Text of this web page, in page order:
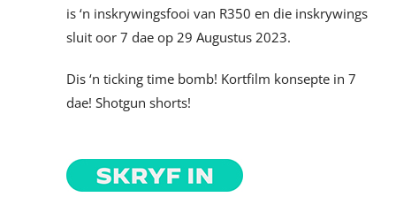
is ‘n inskrywingsfooi van R350 en die inskrywings
sluit oor 7 dae op 29 Augustus 2023.
Dis ‘n ticking time bomb! Kortfilm konsepte in 7
dae! Shotgun shorts!